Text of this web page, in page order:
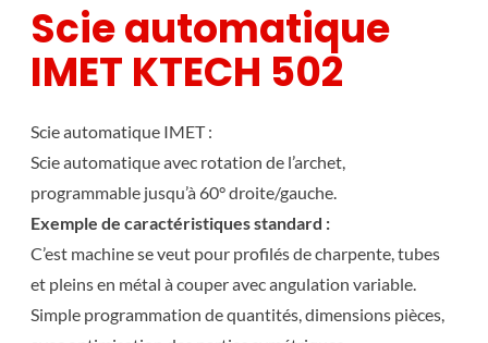
Scie automatique
IMET KTECH 502
Scie automatique IMET :
Scie automatique avec rotation de l’archet,
programmable jusqu’à 60° droite/gauche.
Exemple de caractéristiques standard :
C’est machine se veut pour profilés de charpente, tubes
et pleins en métal à couper avec angulation variable.
Simple programmation de quantités, dimensions pièces,